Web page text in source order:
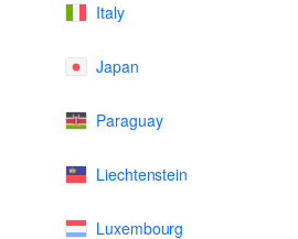
Italy
Japan
Paraguay
Liechtenstein
Luxembourg